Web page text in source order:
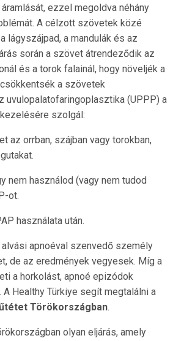
ezzel megoldva néhány
A célzott szövetek közé
lágyszájpad, a mandulák és az
során a szövet átrendeződik az
és a torok falainál, hogy növeljék a
a szövetek
uvulopalatofaringoplasztika (UPPP) a
szolgál:
az orrban, szájban vagy torokban,
nem használod (vagy nem tudod
ot.
használata után.
alvási apnoéval szenvedő személy
de az eredmények vegyesek. Míg a
a horkolást, apnoé epizódok
A Healthy Türkiye segít megtalálni a
Törökországban.
olyan eljárás, amely